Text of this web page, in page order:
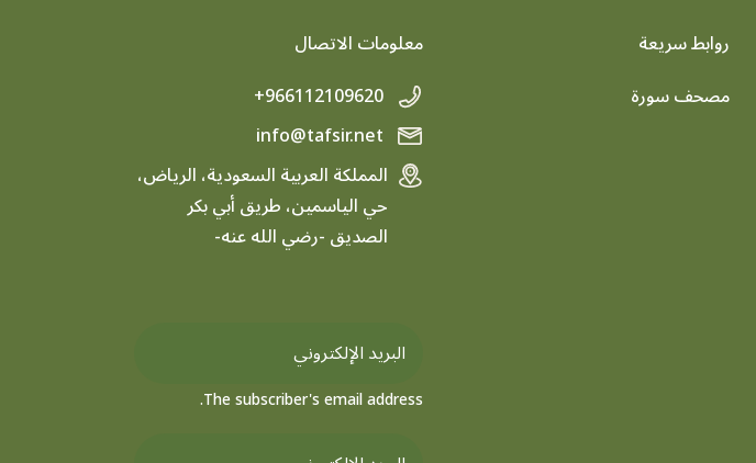
روابط سريعة
footer menu
مصحف سورة
معلومات الاتصال
+966112109620
المملكة العربية السعودية، الرياض،
حي الياسمين، طريق أبي بكر
الصديق -رضي الله عنه-
The subscriber's email address.